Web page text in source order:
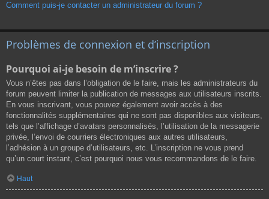
Comment puis-je contacter un administrateur du forum ?
Problèmes de connexion et d’inscription
Pourquoi ai-je besoin de m’inscrire ?
Vous n’êtes pas dans l’obligation de le faire, mais les administrateurs du
forum peuvent limiter la publication de messages aux utilisateurs inscrits.
En vous inscrivant, vous pouvez également avoir accès à des
fonctionnalités supplémentaires qui ne sont pas disponibles aux visiteurs,
tels que l’affichage d’avatars personnalisés, l’utilisation de la messagerie
privée, l’envoi de courriers électroniques aux autres utilisateurs,
l’adhésion à un groupe d’utilisateurs, etc. L’inscription ne vous prend
qu’un court instant, c’est pourquoi nous vous recommandons de le faire.
Haut